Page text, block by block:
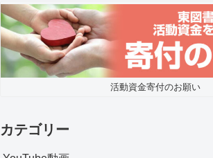
活動資金寄付のお願い
カテゴリー